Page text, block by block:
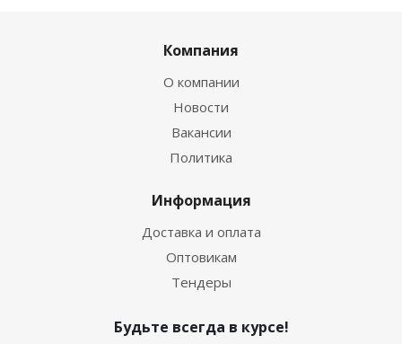
Компания
О компании
Новости
Вакансии
Политика
Информация
Доставка и оплата
Оптовикам
Тендеры
Будьте всегда в курсе!